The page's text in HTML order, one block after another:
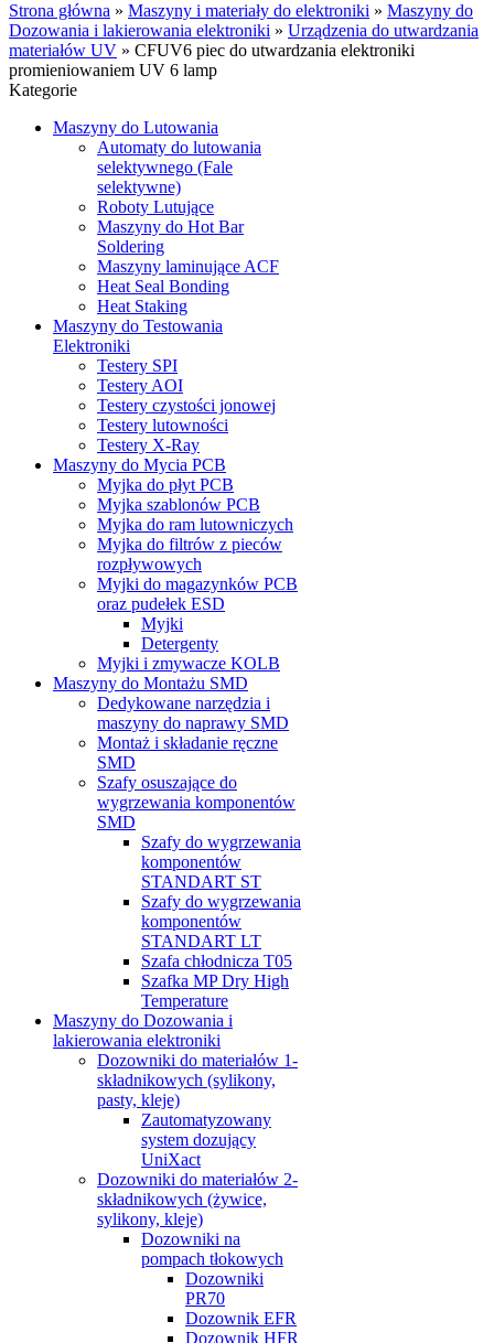
Strona główna » Maszyny i materiały do elektroniki » Maszyny do
Dozowania i lakierowania elektroniki » Urządzenia do utwardzania
materiałów UV » CFUV6 piec do utwardzania elektroniki
promieniowaniem UV 6 lamp
Kategorie
Maszyny do Lutowania
Automaty do lutowania
selektywnego (Fale
selektywne)
Roboty Lutujące
Maszyny do Hot Bar
Soldering
Maszyny laminujące ACF
Heat Seal Bonding
Heat Staking
Maszyny do Testowania
Elektroniki
Testery SPI
Testery AOI
Testery czystości jonowej
Testery lutowności
Testery X-Ray
Maszyny do Mycia PCB
Myjka do płyt PCB
Myjka szablonów PCB
Myjka do ram lutowniczych
Myjka do filtrów z pieców
rozpływowych
Myjki do magazynków PCB
oraz pudełek ESD
Myjki
Detergenty
Myjki i zmywacze KOLB
Maszyny do Montażu SMD
Dedykowane narzędzia i
maszyny do naprawy SMD
Montaż i składanie ręczne
SMD
Szafy osuszające do
wygrzewania komponentów
SMD
Szafy do wygrzewania
komponentów
STANDART ST
Szafy do wygrzewania
komponentów
STANDART LT
Szafa chłodnicza T05
Szafka MP Dry High
Temperature
Maszyny do Dozowania i
lakierowania elektroniki
Dozowniki do materiałów 1-
składnikowych (sylikony,
pasty, kleje)
Zautomatyzowany
system dozujący
UniXact
Dozowniki do materiałów 2-
składnikowych (żywice,
sylikony, kleje)
Dozowniki na
pompach tłokowych
Dozowniki
PR70
Dozownik EFR
Dozownik HFR